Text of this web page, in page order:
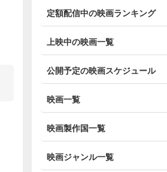
定額配信中の映画ランキング
上映中の映画一覧
公開予定の映画スケジュール
映画一覧
映画製作国一覧
映画ジャンル一覧